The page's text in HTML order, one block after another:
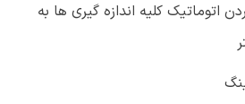
اتوماتیک کلیه اندازه گیری ها به